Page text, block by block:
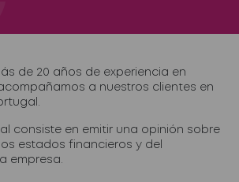
de 20 años de experiencia en
a nuestros clientes en
consiste en emitir una opinión sobre
estados financieros y del
empresa.